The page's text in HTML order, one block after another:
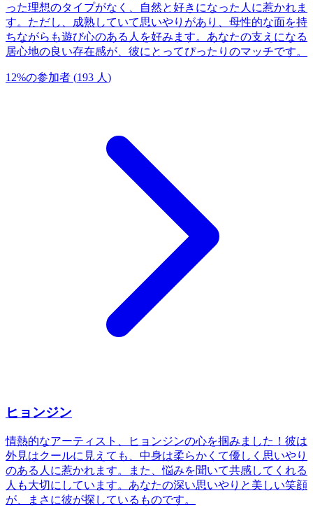
った理想のタイプがなく、自然と好きになった人に惹かれま
す。ただし、成熟していて思いやりがあり、母性的な面を持
ちながらも遊び心のある人を好みます。あなたの支えになる
居心地の良い存在感が、彼にとってぴったりのマッチです。
12%の参加者 (193 人 )
ヒョンジン
情熱的なアーティスト、ヒョンジンの心を掴みました！彼は
外見はクールに見えても、中身は柔らかくて優しく思いやり
のある人に惹かれます。また、悩みを聞いて共感してくれる
人も大切にしています。あなたの深い思いやりと美しい笑顔
が、まさに彼が探しているものです。